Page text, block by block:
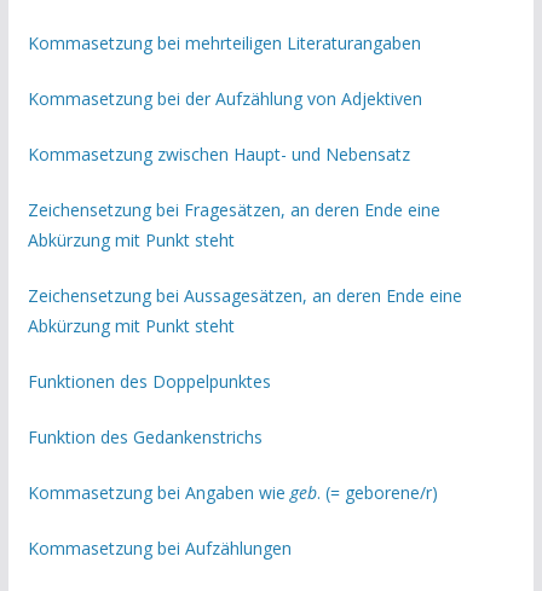
Kommasetzung bei mehrteiligen Literaturangaben
Kommasetzung bei der Aufzählung von Adjektiven
Kommasetzung zwischen Haupt- und Nebensatz
Zeichensetzung bei Fragesätzen, an deren Ende eine
Abkürzung mit Punkt steht
Zeichensetzung bei Aussagesätzen, an deren Ende eine
Abkürzung mit Punkt steht
Funktionen des Doppelpunktes
Funktion des Gedankenstrichs
Kommasetzung bei Angaben wiegeb. (= geborene/r)
Kommasetzung bei Aufzählungen